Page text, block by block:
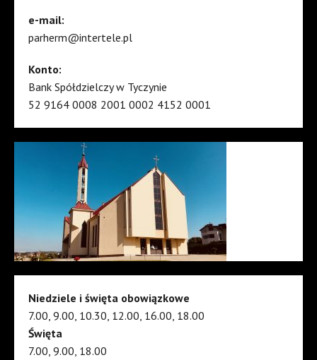
e-mail:
parherm@intertele.pl
Konto:
Bank Spółdzielczy w Tyczynie
52 9164 0008 2001 0002 4152 0001
Niedziele i święta obowiązkowe
7.00, 9.00, 10.30, 12.00, 16.00, 18.00
Święta
7.00, 9.00, 18.00